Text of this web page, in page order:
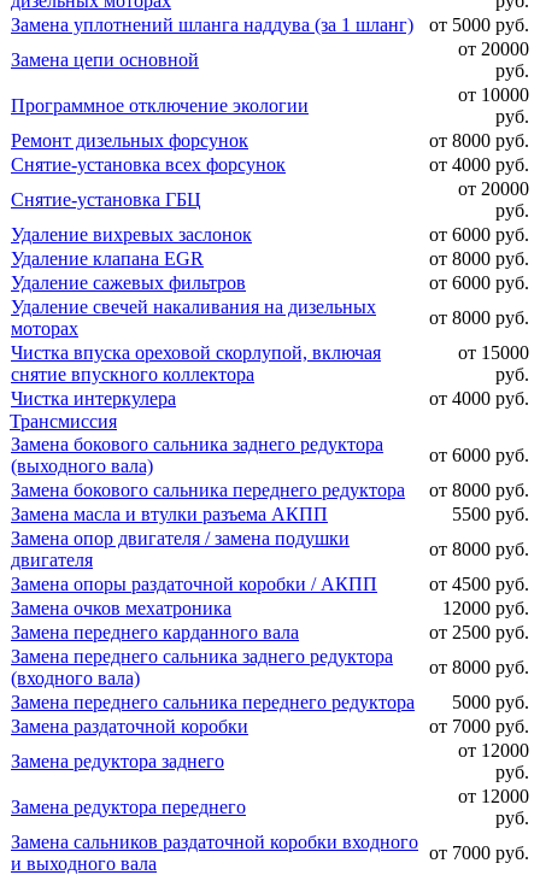
Замена уплотнений шланга наддува (за 1 шланг)
от 5000 руб.
Замена цепи основной
от 20000
руб.
Программное отключение экологии
от 10000
руб.
Ремонт дизельных форсунок
от 8000 руб.
Снятие-установка всех форсунок
от 4000 руб.
Снятие-установка ГБЦ
от 20000
руб.
Удаление вихревых заслонок
от 6000 руб.
Удаление клапана EGR
от 8000 руб.
Удаление сажевых фильтров
от 6000 руб.
Удаление свечей накаливания на дизельных
моторах
от 8000 руб.
Чистка впуска ореховой скорлупой, включая
снятие впускного коллектора
от 15000
руб.
Чистка интеркулера
от 4000 руб.
Трансмиссия
Замена бокового сальника заднего редуктора
(выходного вала)
от 6000 руб.
Замена бокового сальника переднего редуктора
от 8000 руб.
Замена масла и втулки разъема АКПП
5500 руб.
Замена опор двигателя / замена подушки
двигателя
от 8000 руб.
Замена опоры раздаточной коробки / АКПП
от 4500 руб.
Замена очков мехатроника
12000 руб.
Замена переднего карданного вала
от 2500 руб.
Замена переднего сальника заднего редуктора
(входного вала)
от 8000 руб.
Замена переднего сальника переднего редуктора
5000 руб.
Замена раздаточной коробки
от 7000 руб.
Замена редуктора заднего
от 12000
руб.
Замена редуктора переднего
от 12000
руб.
Замена сальников раздаточной коробки входного
и выходного вала
от 7000 руб.